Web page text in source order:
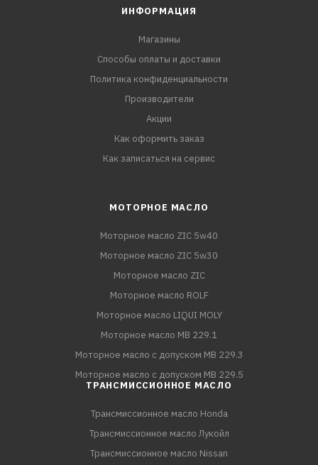
ИНФОРМАЦИЯ
Магазины
Способы оплаты и доставки
Политика конфиденциальности
Производители
Акции
Как оформить заказ
Как записаться на сервис
МОТОРНОЕ МАСЛО
Моторное масло ZIC 5w40
Моторное масло ZIC 5w30
Моторное масло ZIC
Моторное масло ROLF
Моторное масло LIQUI MOLY
Моторное масло MB 229.1
Моторное масло с допуском MB 229.3
Моторное масло с допуском MB 229.5
ТРАНСМИССИОННОЕ МАСЛО
Трансмиссионное масло Honda
Трансмиссионное масло Лукойл
Трансмиссионное масло Nissan